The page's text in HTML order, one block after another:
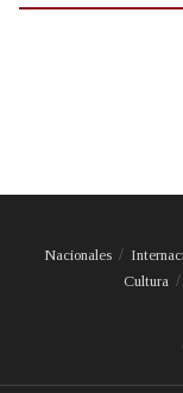
Nacionales
Cultura